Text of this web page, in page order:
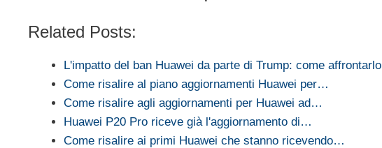
Related Posts:
L'impatto del ban Huawei da parte di Trump: come affrontarlo
Come risalire al piano aggiornamenti Huawei per…
Come risalire agli aggiornamenti per Huawei ad…
Huawei P20 Pro riceve già l'aggiornamento di…
Come risalire ai primi Huawei che stanno ricevendo…